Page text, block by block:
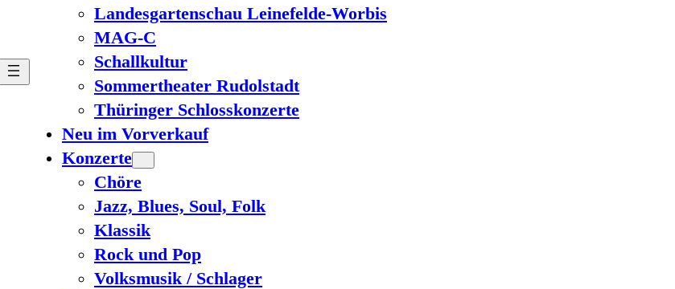
Landesgartenschau Leinefelde-Worbis
MAG-C
Schallkultur
Sommertheater Rudolstadt
Thüringer Schlosskonzerte
Neu im Vorverkauf
Konzerte
Chöre
Jazz, Blues, Soul, Folk
Klassik
Rock und Pop
Volksmusik / Schlager